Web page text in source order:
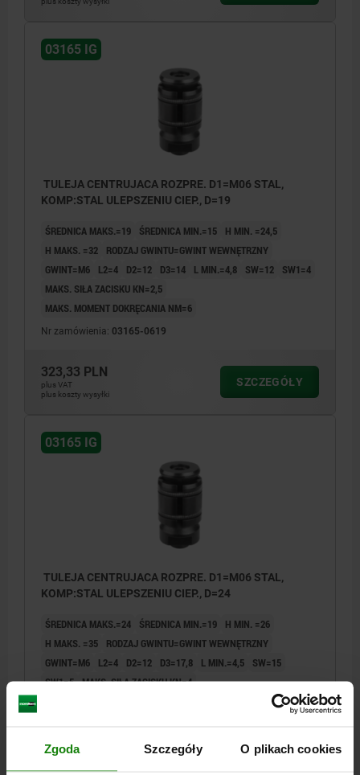
Zgoda Szczegóły O plikach cookies
03165 IG
TULEJA CENTRUJACA ROZPRE. D1=M06 STAL,
KOMP:STAL ULEPSZENIU CIEP., D=19
ŚREDNICA MAKS.=19 ŚREDNICA MIN.=15
H MIN. =24,5
H MAKS. =32
RODZAJ GWINTU=GWINT WEWNĘTRZNY
GWINT=M6
L2=4 D2=12 D3=14 L MIN.=4,8 SW=12
SW1=4
MAKS. SIŁA ZACISKU KN=2,5
MAKS. MOMENT DOKRĘCANIA NM=6
Nr zamówienia: 03165-0619
323,33 PLN
plus VAT
plus koszty wysyłki
SZCZEGÓŁY
03165 IG
TULEJA CENTRUJACA ROZPRE. D1=M06 STAL,
KOMP:STAL ULEPSZENIU CIEP., D=24
ŚREDNICA MAKS.=24 ŚREDNICA MIN.=19
H MIN. =26
H MAKS. =35
RODZAJ GWINTU=GWINT WEWNĘTRZNY
GWINT=M6
L2=4 D2=12 D3=17,8 L MIN.=4,5
SW=15
SW1=5 MAKS. SIŁA ZACISKU KN=4